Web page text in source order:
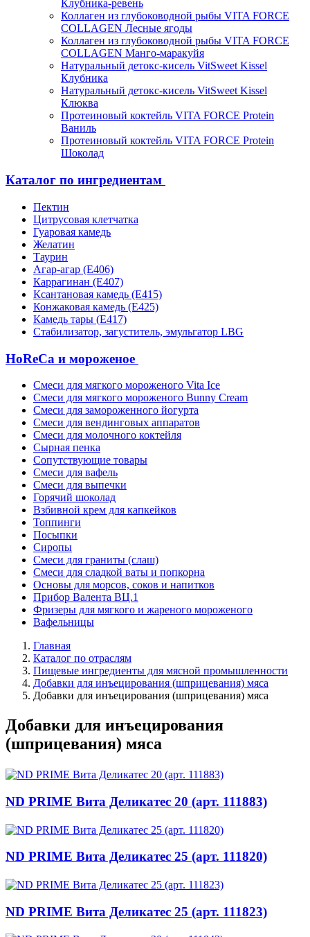
Клубника-ревень
Коллаген из глубоководной рыбы VITA FORCE
COLLAGEN Лесные ягоды
Коллаген из глубоководной рыбы VITA FORCE
COLLAGEN Манго-маракуйя
Натуральный детокс-кисель VitSweet Kissel
Клубника
Натуральный детокс-кисель VitSweet Kissel
Клюква
Протеиновый коктейль VITA FORCE Protein
Ваниль
Протеиновый коктейль VITA FORCE Protein
Шоколад
Каталог по ингредиентам
Пектин
Цитрусовая клетчатка
Гуаровая камедь
Желатин
Таурин
Агар-агар (Е406)
Каррагинан (Е407)
Ксантановая камедь (Е415)
Конжаковая камедь (Е425)
Камедь тары (Е417)
Стабилизатор, загуститель, эмульгатор LBG
HoReCa и мороженое
Смеси для мягкого мороженого Vita Ice
Смеси для мягкого мороженого Bunny Cream
Смеси для замороженного йогурта
Смеси для вендинговых аппаратов
Смеси для молочного коктейля
Сырная пенка
Сопутствующие товары
Смеси для вафель
Смеси для выпечки
Горячий шоколад
Взбивной крем для капкейков
Топпинги
Посыпки
Сиропы
Смеси для граниты (слаш)
Смеси для сладкой ваты и попкорна
Основы для морсов, соков и напитков
Прибор Валента ВЦ.1
Фризеры для мягкого и жареного мороженого
Вафельницы
Главная
Каталог по отраслям
Пищевые ингредиенты для мясной промышленности
Добавки для инъецирования (шприцевания) мяса
Добавки для инъецирования (шприцевания) мяса
Добавки для инъецирования
(шприцевания) мяса
ND PRIME Вита Деликатес 20 (арт. 111883)
ND PRIME Вита Деликатес 25 (арт. 111820)
ND PRIME Вита Деликатес 25 (арт. 111823)